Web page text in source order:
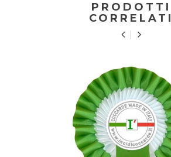
PRODOTTI
CORRELATI